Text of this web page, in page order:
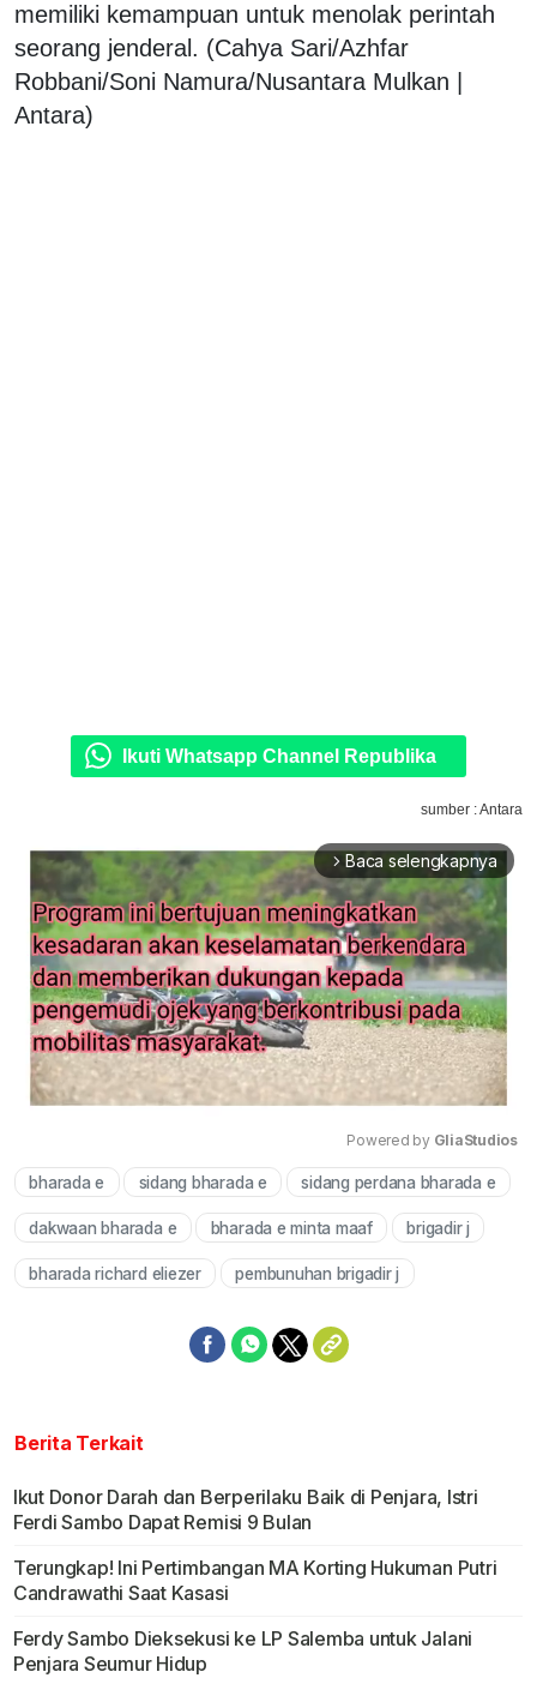
memiliki kemampuan untuk menolak perintah
seorang jenderal. (Cahya Sari/Azhfar
Robbani/Soni Namura/Nusantara Mulkan |
Antara)
Ikuti Whatsapp Channel Republika
sumber : Antara
arrow_forward_ios Baca selengkapnya
Mute
Powered by GliaStudios
bharada e sidang bharada e sidang perdana bharada e
dakwaan bharada e bharada e minta maaf brigadir j
bharada richard eliezer pembunuhan brigadir j
Berita Terkait
Ikut Donor Darah dan Berperilaku Baik di Penjara, Istri
Ferdi Sambo Dapat Remisi 9 Bulan
Terungkap! Ini Pertimbangan MA Korting Hukuman Putri
Candrawathi Saat Kasasi
Ferdy Sambo Dieksekusi ke LP Salemba untuk Jalani
Penjara Seumur Hidup